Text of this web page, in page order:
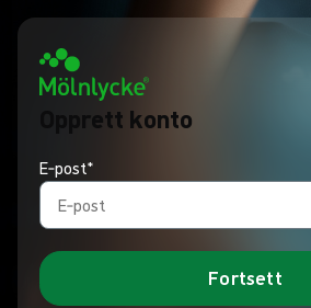
Opprett konto
E‑post*
Fortsett